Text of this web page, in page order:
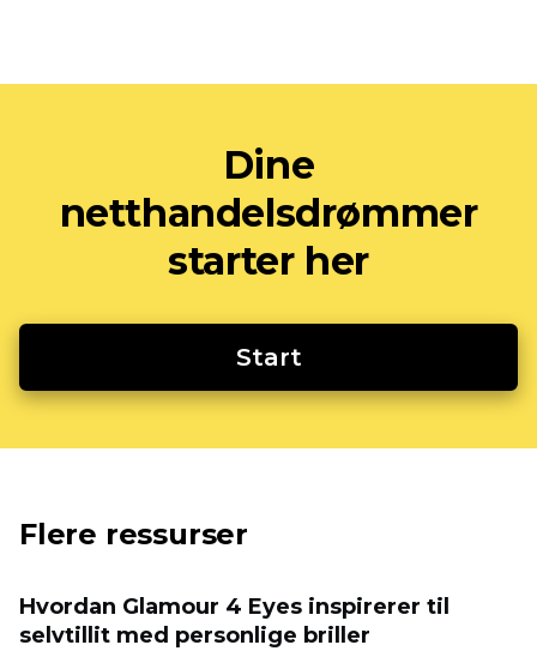
Dine
netthandelsdrømmer
starter her
Start
Flere ressurser
Hvordan Glamour 4 Eyes inspirerer til
selvtillit med personlige briller